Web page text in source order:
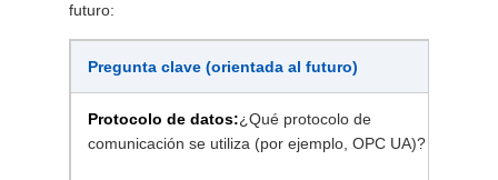
futuro:
Pregunta clave (orientada al futuro)
Protocolo de datos:¿Qué protocolo de
comunicación se utiliza (por ejemplo, OPC UA)?